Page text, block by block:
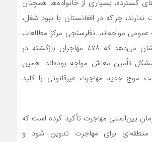
گسترده، بسیاری از خانواده‌ها همچنان
ندارند، چراکه در افغانستان با نبود شغل،
مواجه‌اند. نظرسنجی مرکز مطالعات
آسیای جنوبی نشان می‌دهد که ۷۸٪ مهاجران بازگشته در
تأمین معاش مواجه بوده‌اند. همین
موج جدید مهاجرت غیرقانونی را کلید
بین‌المللی مهاجرت تأکید کرده است که
منطقه‌ای برای مهاجرت تدوین شود و